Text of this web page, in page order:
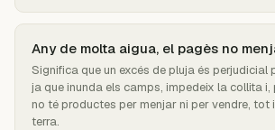
Any de molta aigua, el pagès no
Significa que un excés de pluja és perjudicial
ja que inunda els camps, impedeix la collita
no té productes per menjar ni per vendre, tot
terra.